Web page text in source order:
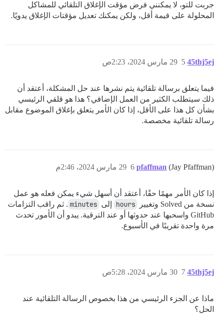
جربت للتو، لا يمكنني فرض مؤقت الإغلاق التلقائي للمشاكل
المحلولة على قيمة أقل، ولكن يمكنك تعديل مؤقتات الإغلاق يدويًا.
45thj5ej 29 مارس 2024، 2:23ص 5
فيما يتعلق برسالة تلقائية يتم نشرها عند حل المشكلة، أعتقد أن
ذلك سيتطلب الكثير من العمل الإضافي؟ هذا هو قلقي الرئيسي
بشأن كل هذا على الأقل، إذا كان الأمر يتعلق بإغلاق الموضوع مقابل
رسالة تلقائية مخصصة.
pfaffman (Jay Pfaffman) 29 مارس 2024، 2:46م 6
إذا كان الأمر مهمًا حقًا، أعتقد أن أسهل شيء يمكن فعله هو عمل
نسخة من Solved وتغيير
hours إلى minutes . ثم راقب التزامات
GitHub واسحبها عند حدوثها أو عند الترقية. يبدو أن الأمور تحدث
مرة واحدة تقريبًا في الأسبوع.
45thj5ej 30 مارس 2024، 5:28ص 7
ماذا عن الجزء الرئيسي من هذا بخصوص الرسالة التلقائية عند
الحل؟